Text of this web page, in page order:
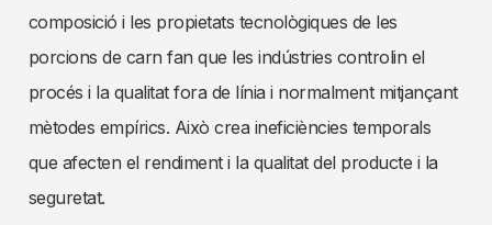
composició i les propietats tecnològiques de les
porcions de carn fan que les indústries controlin el
procés i la qualitat fora de línia i normalment mitjançant
mètodes empírics. Això crea ineficiències temporals
que afecten el rendiment i la qualitat del producte i la
seguretat.